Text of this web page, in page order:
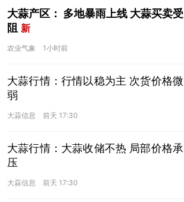
大蒜产区： 多地暴雨上线 大蒜买卖受
阻 新
农业气象 1小时前
大蒜行情：行情以稳为主 次货价格微
弱
大蒜信息 前天 17:30
大蒜行情：大蒜收储不热 局部价格承
压
大蒜信息 前天 17:30